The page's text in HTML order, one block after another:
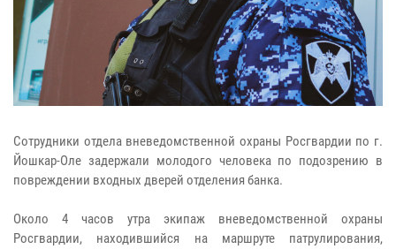
Сотрудники отдела вневедомственной охраны Росгвардии по г.
Йошкар-Оле задержали молодого человека по подозрению в
повреждении входных дверей отделения банка.
Около 4 часов утра экипаж вневедомственной охраны
Росгвардии, находившийся на маршруте патрулирования,